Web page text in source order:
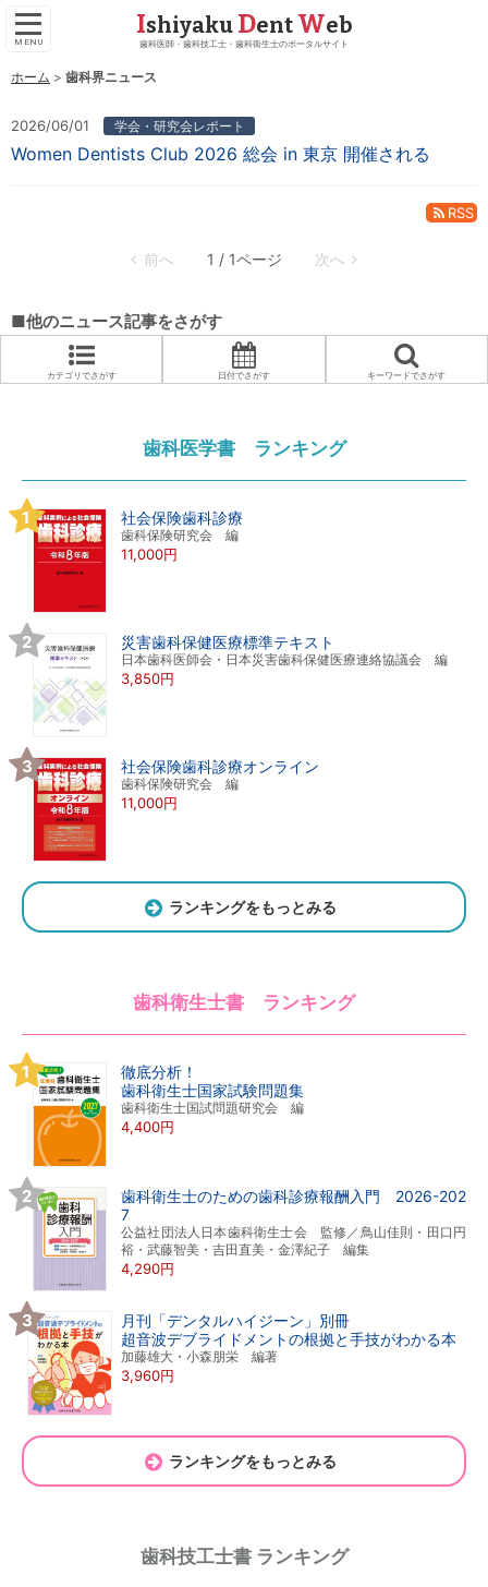
Ishiyaku Dent Web
歯科医師・歯科技工士・歯科衛生士のポータルサイト
ホーム 歯科界ニュース
2026/06/01 学会・研究会レポート
Women Dentists Club 2026 総会 in 東京 開催される
RSS
1 / 1ページ
■他のニュース記事をさがす
カテゴリでさがす 日付でさがす キーワードでさがす
歯科医学書 ランキング
社会保険歯科診療
歯科保険研究会 編
11,000円
災害歯科保健医療標準テキスト
日本歯科医師会・日本災害歯科保健医療連絡協議会 編
3,850円
社会保険歯科診療オンライン
歯科保険研究会 編
11,000円
ランキングをもっとみる
歯科衛生士書 ランキング
徹底分析！
歯科衛生士国家試験問題集
歯科衛生士国試問題研究会 編
4,400円
歯科衛生士のための歯科診療報酬入門 2026-202
7
公益社団法人日本歯科衛生士会 監修／鳥山佳則・田口円
裕・武藤智美・吉田直美・金澤紀子 編集
4,290円
月刊「デンタルハイジーン」別冊
超音波デブライドメントの根拠と手技がわかる本
加藤雄大・小森朋栄 編著
3,960円
ランキングをもっとみる
歯科技工士書 ランキング